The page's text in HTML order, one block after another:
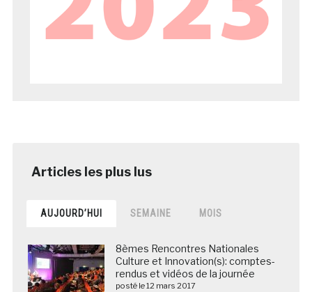
AUJOURD’HUI SEMAINE MOIS
8èmes Rencontres Nationales
Culture et Innovation(s): comptes-
rendus et vidéos de la journée
posté le 12 mars 2017